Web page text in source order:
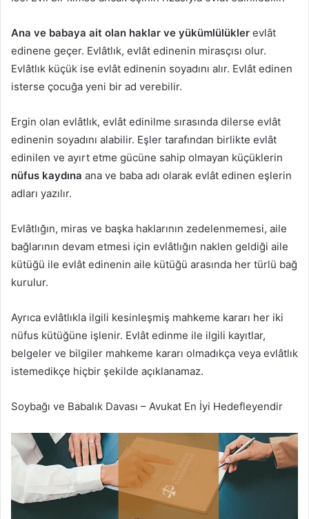
Ana ve babaya ait olan haklar ve yükümlülükler evlât
edinene geçer. Evlâtlık, evlât edinenin mirasçısı olur.
Evlâtlık küçük ise evlât edinenin soyadını alır. Evlât edinen
isterse çocuğa yeni bir ad verebilir.
Ergin olan evlâtlık, evlât edinilme sırasında dilerse evlât
edinenin soyadını alabilir. Eşler tarafından birlikte evlât
edinilen ve ayırt etme gücüne sahip olmayan küçüklerin
nüfus kaydına ana ve baba adı olarak evlât edinen eşlerin
adları yazılır.
Evlâtlığın, miras ve başka haklarının zedelenmemesi, aile
bağlarının devam etmesi için evlâtlığın naklen geldiği aile
kütüğü ile evlât edinenin aile kütüğü arasında her türlü bağ
kurulur.
Ayrıca evlâtlıkla ilgili kesinleşmiş mahkeme kararı her iki
nüfus kütüğüne işlenir. Evlât edinme ile ilgili kayıtlar,
belgeler ve bilgiler mahkeme kararı olmadıkça veya evlâtlık
istemedikçe hiçbir şekilde açıklanamaz.
Soybağı ve Babalık Davası – Avukat En İyi Hedefleyendir